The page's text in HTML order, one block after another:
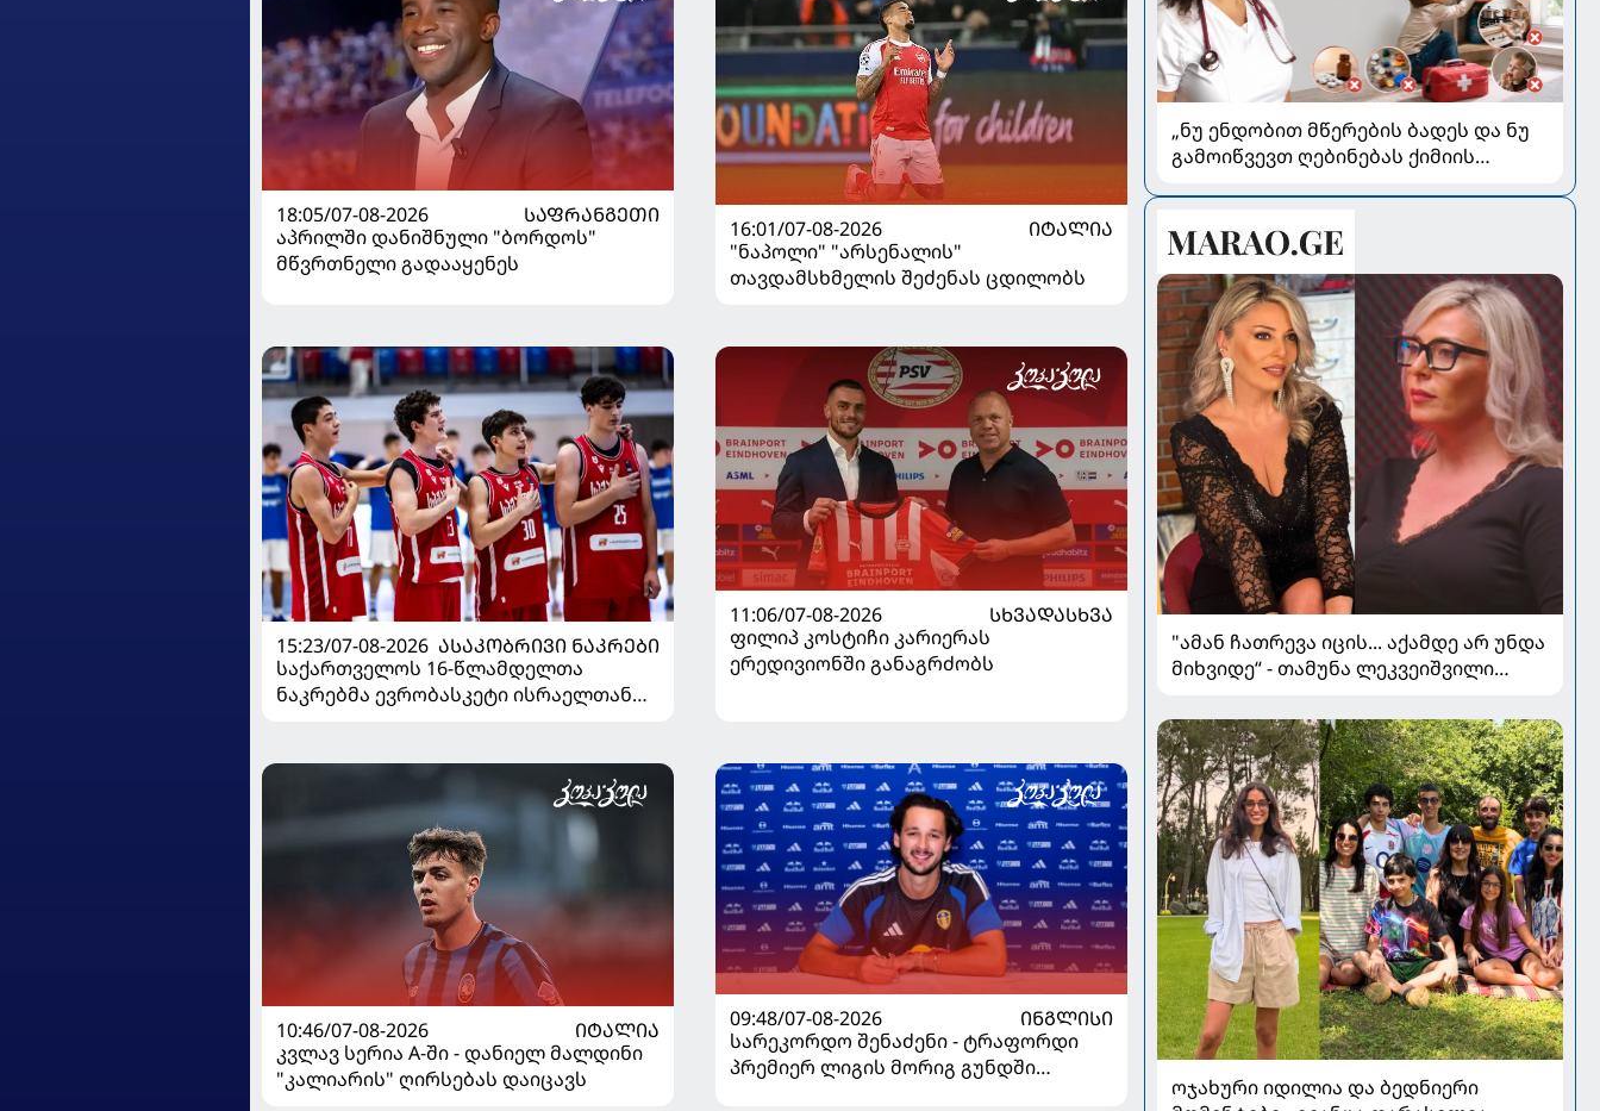
18:05/07-08-2026
ᲡᲐᲤᲠᲐᲜᲒᲔᲗᲘ
აპრილში დანიშნული "ბორდოს"
მწვრთნელი გადააყენეს
16:01/07-08-2026
ᲘᲢᲐᲚᲘᲐ
"ნაპოლი" "არსენალის"
თავდამსხმელის შეძენას ცდილობს
15:23/07-08-2026 ᲐᲡᲐᲙᲝᲑᲠᲘᲕᲘ ᲜᲐᲙᲠᲔᲑᲘ
საქართველოს 16-წლამდელთა
ნაკრებმა ევრობასკეტი ისრაელთან
11:06/07-08-2026
ᲡᲮᲕᲐᲓᲐᲡᲮᲕᲐ
ფილიპ კოსტიჩი კარიერას
ერედივიონში განაგრძობს
10:46/07-08-2026
ᲘᲢᲐᲚᲘᲐ
კვლავ სერია A-ში - დანიელ მალდინი
"კალიარის" ღირსებას დაიცავს
09:48/07-08-2026
ᲘᲜᲒᲚᲘᲡᲘ
სარეკორდო შენაძენი - ტრაფორდი
პრემიერ ლიგის მორიგ გუნდში
„ნუ ენდობით მწერების ბადეს და ნუ
გამოიწვევთ ღებინებას ქიმიის
პედიატრ სალომე ახვლედიანის
რჩევები
"ამან ჩათრევა იცის... აქამდე არ უნდა
მიხვიდე“ - თამუნა ლეკვეიშვილი
ოჯახური იდილია და ბედნიერი